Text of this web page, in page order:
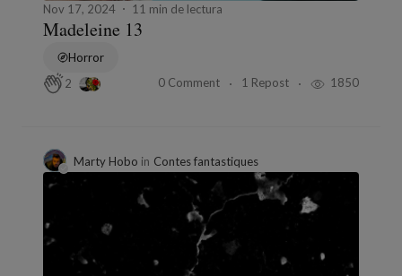
Nov 17, 2024 11 min de lectura
Madeleine 13
Horror
2
0 Comment 1 Repost 1850
Marty Hobo in Contes fantastiques